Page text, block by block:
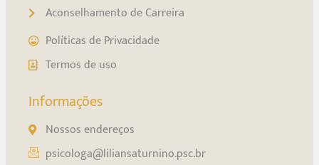
Aconselhamento de Carreira
Políticas de Privacidade
Termos de uso
Informações
Nossos endereços
psicologa@liliansaturnino.psc.br